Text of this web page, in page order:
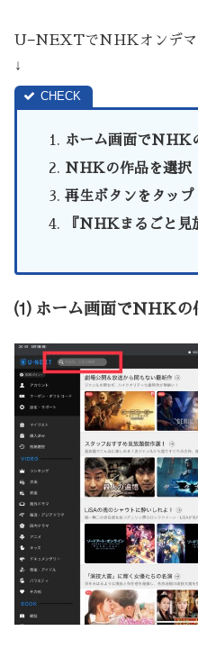
U−NEXTでNHKオンデマ
↓
ホーム画面でNHK
NHKの作品を選択
再生ボタンをタップ
『NHKまるごと見
⑴ ホーム画面でNHKの